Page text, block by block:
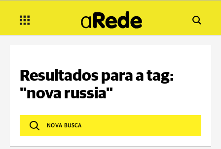
Resultados para a tag:
"nova russia"